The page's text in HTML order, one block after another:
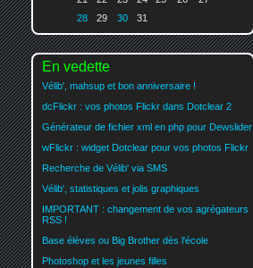
28
29 30 31
En vedette
Vélib', mahsup et bon anniversaire !
dcFlickr : vos photos Flickr dans Dotclear 2
Générateur de fichier xml en php pour Dewslider
wFlickr : widget Dotclear pour vos photos Flickr
Recherche de Vélib' via SMS
Vélib', statistiques et jolis graphiques
IMPORTANT : changement de vos agrégateurs
RSS !
Base élèves ou Big Brother dès l'école
Photoshop et les jeunes filles